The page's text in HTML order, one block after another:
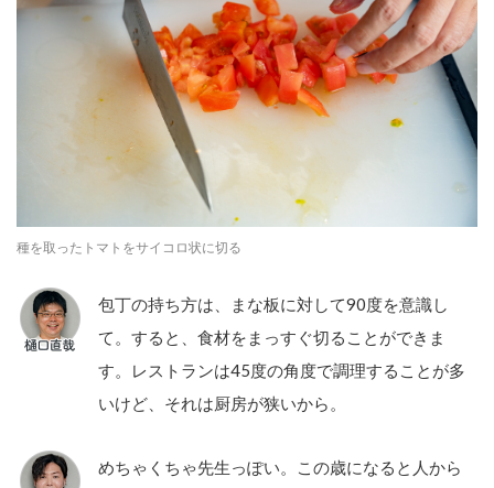
種を取ったトマトをサイコロ状に切る
包丁の持ち方は、まな板に対して90度を意識し
て。すると、食材をまっすぐ切ることができま
す。レストランは45度の角度で調理することが多
いけど、それは厨房が狭いから。
めちゃくちゃ先生っぽい。この歳になると人から